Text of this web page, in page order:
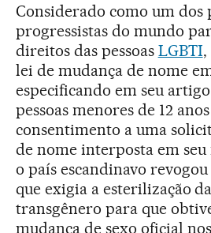
Considerado como um dos
progressistas do mundo
direitos das pessoas LGBTI
lei de mudança de nome
especificando em seu
pessoas menores de 12
consentimento a uma
de nome interposta em seu
o país escandinavo revogou
que exigia a esterilização
transgênero para que
mudança de sexo oficial